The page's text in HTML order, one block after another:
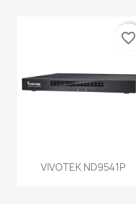
VIVOTEK ND9541P
favorite_border